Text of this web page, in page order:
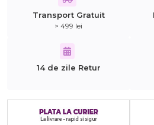
Transport Gratuit
> 499 lei
14 de zile Retur